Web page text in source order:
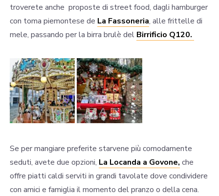
troverete anche proposte di street food, dagli hamburger
con toma piemontese de La Fassoneria, alle frittelle di
mele, passando per la birra brulè del Birrificio Q120.
Se per mangiare preferite starvene più comodamente
seduti, avete due opzioni, La Locanda a Govone, che
offre piatti caldi serviti in grandi tavolate dove condividere
con amici e famiglia il momento del pranzo o della cena.